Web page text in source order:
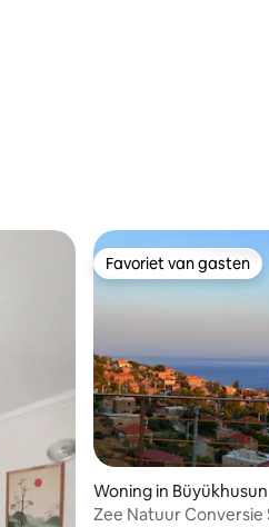
Favoriet van gasten
Favoriet van gasten
Woning in Büyükhusun
Zee Natuur Conversie